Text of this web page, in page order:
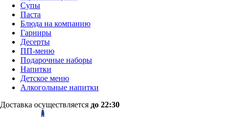
Супы
Паста
Блюда на компанию
Гарниры
Десерты
ПП-меню
Подарочные наборы
Напитки
Детское меню
Алкогольные напитки
Доставка осуществляется до 22:30